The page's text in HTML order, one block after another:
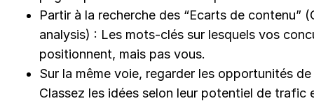
Partir à la recherche des “Ecarts de contenu”
analysis) : Les mots-clés sur lesquels vos
positionnent, mais pas vous.
Sur la même voie, regarder les opportunités
Classez les idées selon leur potentiel de trafic